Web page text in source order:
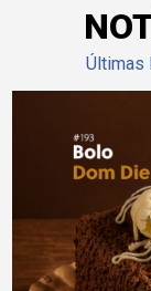
Últimas